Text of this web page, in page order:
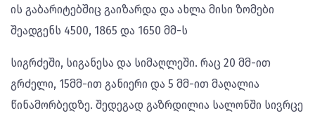
ის გაბარიტებშიც გაიზარდა და ახლა მისი ზომები
შეადგენს 4500, 1865 და 1650 მმ-ს
სიგრძეში, სიგანესა და სიმაღლეში. რაც 20 მმ-ით
გრძელი, 15მმ-ით განიერი და 5 მმ-ით მაღალია
წინამორბედზე. შედეგად გაზრდილია სალონში სივრცე